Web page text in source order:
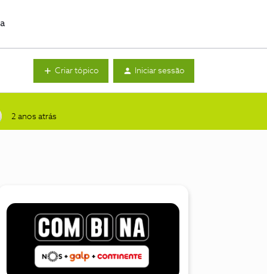
Criar tópico Iniciar sessão
2 anos atrás